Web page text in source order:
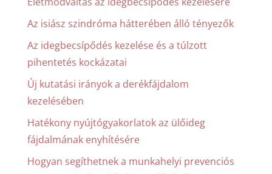
Az isiász szindróma hátterében álló tényezők
Az idegbecsípődés kezelése és a túlzott
pihentetés kockázatai
Új kutatási irányok a derékfájdalom
kezelésében
Hatékony nyújtógyakorlatok az ülőideg
fájdalmának enyhítésére
Hogyan segíthetnek a munkahelyi prevenciós